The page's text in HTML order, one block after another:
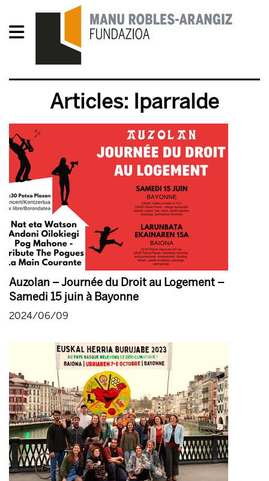
Articles: Iparralde
Auzolan – Journée du Droit au Logement –
Samedi 15 juin à Bayonne
2024/06/09